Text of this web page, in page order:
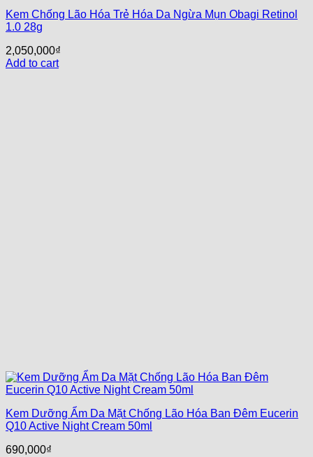
Kem Chống Lão Hóa Trẻ Hóa Da Ngừa Mụn Obagi Retinol
1.0 28g
2,050,000₫
Add to cart
Kem Dưỡng Ẩm Da Mặt Chống Lão Hóa Ban Đêm Eucerin
Q10 Active Night Cream 50ml
690,000₫